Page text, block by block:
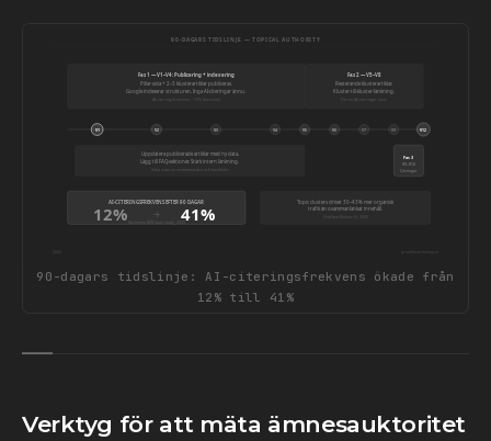
90-DAGARS TIDSLINJE — TOPICAL AUTHORITY
V1 V2 V3 V4 V5 V6 V7 V8 V12
Fas 1 — V1–V4: Publicering + indexering
Pillar-sida + 2–3 klusterartiklar publiceras.
Google indexerar strukturen. Inga AI-citeringar ännu.
Fas 2 — V5–V8
Resterande klusterartiklar.
Kluster-till-kluster-länkning.
Uppdatera publicerade artiklar med ny data.
Lägg till FAQ-sektioner. Stärk intern länkning.
Fas 3
V9–V12
Citeringar
AI-CITERINGSFREKVENS EFTER 90 DAGAR
12% → 41%
Topic clusters driver 30–43% mer organisk
trafik än osammanlänkat innehåll.
90-dagars tidslinje: AI-citeringsfrekvens ökade från
12% till 41%
Verktyg för att mäta ämnesauktoritet